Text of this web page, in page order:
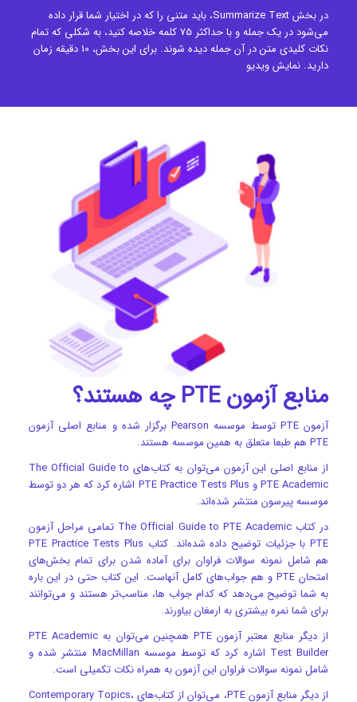
در بخش Summarize Text، باید متنی را که در اختیار شما قرار داده
می‌شود در یک جمله و با حداکثر 75 کلمه خلاصه کنید، به شکلی که تمام
نکات کلیدی متن در آن جمله دیده شوند. برای این بخش، 10 دقیقه زمان
دارید. نمایش ویدیو
منابع آزمون PTE چه هستند؟
آزمون PTE توسط موسسه Pearson برگزار شده و منابع اصلی آزمون
PTE هم طبعا متعلق به همین موسسه هستند.
از منابع اصلی این آزمون می‌توان به کتاب‌های The Official Guide to
PTE Academic و PTE Practice Tests Plus اشاره کرد که هر دو توسط
موسسه پیرسون منتشر شده‌اند.
در کتاب The Official Guide to PTE Academic تمامی مراحل آزمون
PTE با جزئیات توضیح داده شده‌اند. کتاب PTE Practice Tests Plus
هم شامل نمونه سوالات فراوان برای آماده شدن برای تمام بخش‌های
امتحان PTE و هم جواب‌های کامل آنهاست. این کتاب حتی در این باره
به شما توضیح می‌دهد که کدام جواب ها، مناسب‌تر هستند و می‌توانند
برای شما نمره بیشتری به ارمغان بیاورند.
از دیگر منابع معتبر آزمون PTE همچنین می‌توان به PTE Academic
Test Builder اشاره کرد که توسط موسسه MacMillan منتشر شده و
شامل نمونه سوالات فراوان این آزمون به همراه نکات تکمیلی است.
از دیگر منابع آزمون PTE، می‌توان از کتاب‌های Contemporary Topics،